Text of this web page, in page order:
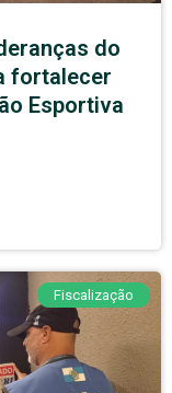
do
fortalecer
Esportiva
Fiscalização